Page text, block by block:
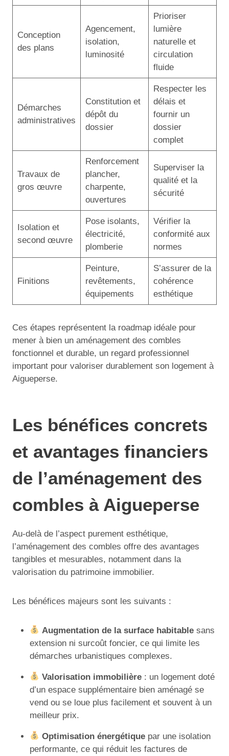
Conception
des plans
Agencement,
isolation,
luminosité
Prioriser
lumière
naturelle et
circulation
fluide
Démarches
administratives
Constitution et
dépôt du
dossier
Respecter les
délais et
fournir un
dossier
complet
Travaux de
gros œuvre
Renforcement
plancher,
charpente,
ouvertures
Superviser la
qualité et la
sécurité
Isolation et
second œuvre
Pose isolants,
électricité,
plomberie
Vérifier la
conformité aux
normes
Finitions
Peinture,
revêtements,
équipements
S’assurer de la
cohérence
esthétique
Ces étapes représentent la roadmap idéale pour
mener à bien un aménagement des combles
fonctionnel et durable, un regard professionnel
important pour valoriser durablement son logement à
Aigueperse.
Les bénéfices concrets
et avantages financiers
de l’aménagement des
combles à Aigueperse
Au-delà de l’aspect purement esthétique,
l’aménagement des combles offre des avantages
tangibles et mesurables, notamment dans la
valorisation du patrimoine immobilier.
Les bénéfices majeurs sont les suivants :
Augmentation de la surface habitable sans
extension ni surcoût foncier, ce qui limite les
démarches urbanistiques complexes.
Valorisation immobilière : un logement doté
d’un espace supplémentaire bien aménagé se
vend ou se loue plus facilement et souvent à un
meilleur prix.
Optimisation énergétique par une isolation
performante, ce qui réduit les factures de